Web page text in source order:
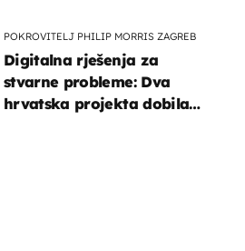
POKROVITELJ PHILIP MORRIS ZAGREB
Digitalna rješenja za
stvarne probleme: Dva
hrvatska projekta dobila